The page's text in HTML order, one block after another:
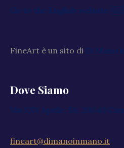
Go to the English website
FineArt è un sito di Di Mano
Dove Siamo
Via XXV Aprile, 59, 20040
fineart@dimanoinmano.it